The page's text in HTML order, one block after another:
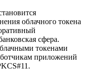
облачного токена
сфера.
токенами
приложений